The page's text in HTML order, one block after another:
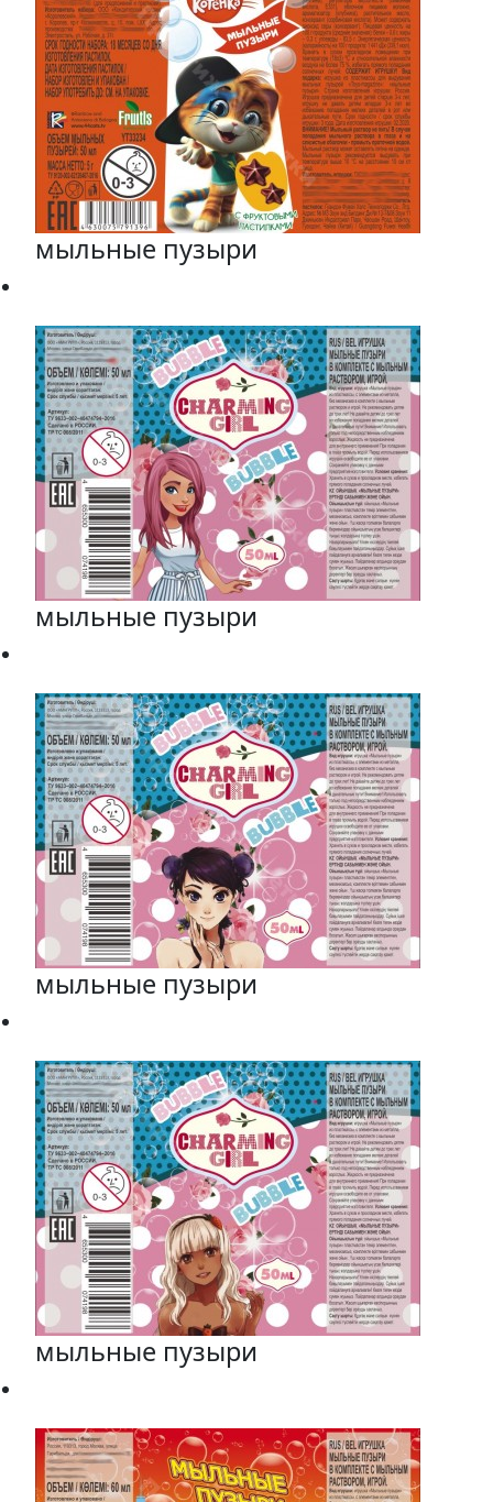
мыльные пузыри
мыльные пузыри
мыльные пузыри
мыльные пузыри